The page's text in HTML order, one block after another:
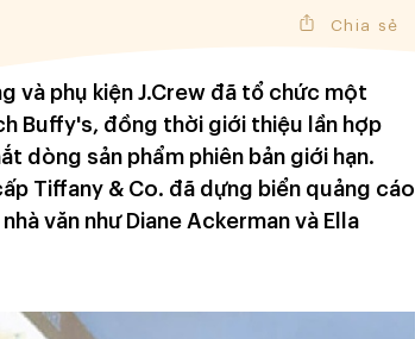
Chia sẻ
và phụ kiện J.Crew đã tổ chức một
Buffy's, đồng thời giới thiệu lần hợp
dòng sản phẩm phiên bản giới hạn.
Tiffany & Co. đã dựng biển quảng cáo
văn như Diane Ackerman và Ella